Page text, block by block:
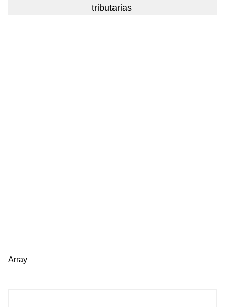
tributarias
Array